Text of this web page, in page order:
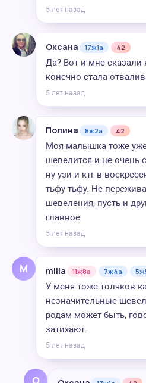
5 лет назад
Оксана 17ж1а 42
Да? Вот и мне
конечно стала
5 лет назад
Полина 8ж2а 42
Моя малышка тоже
шевелится и не очень
ну узи и ктг в
тьфу тьфу. Не
шевеления, пусть и
главное
5 лет назад
M milia 11ж8а 7ж4а
У меня тоже толчков
незначительные
родам может быть,
затихают.
5 лет назад
О